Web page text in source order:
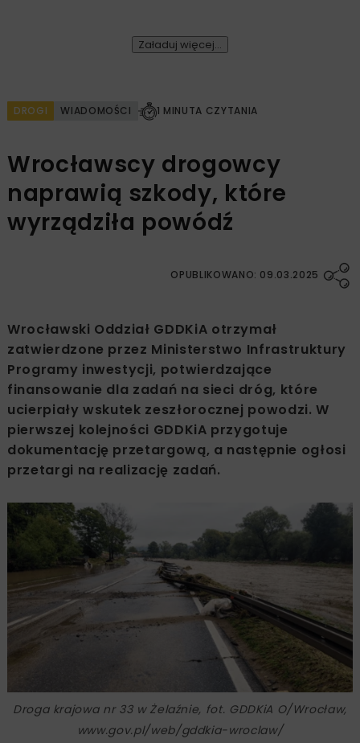
Załaduj więcej...
DROGI WIADOMOŚCI 1 MINUTA CZYTANIA
Wrocławscy drogowcy
naprawią szkody, które
wyrządziła powódź
OPUBLIKOWANO: 09.03.2025
Wrocławski Oddział GDDKiA otrzymał
zatwierdzone przez Ministerstwo Infrastruktury
Programy inwestycji, potwierdzające
finansowanie dla zadań na sieci dróg, które
ucierpiały wskutek zeszłorocznej powodzi. W
pierwszej kolejności GDDKiA przygotuje
dokumentację przetargową, a następnie ogłosi
przetargi na realizację zadań.
Droga krajowa nr 33 w Żelaźnie, fot. GDDKiA O/Wrocław,
www.gov.pl/web/gddkia-wroclaw/